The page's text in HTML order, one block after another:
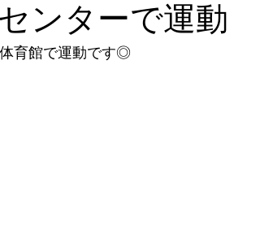
ンターで運動
育館で運動です◎